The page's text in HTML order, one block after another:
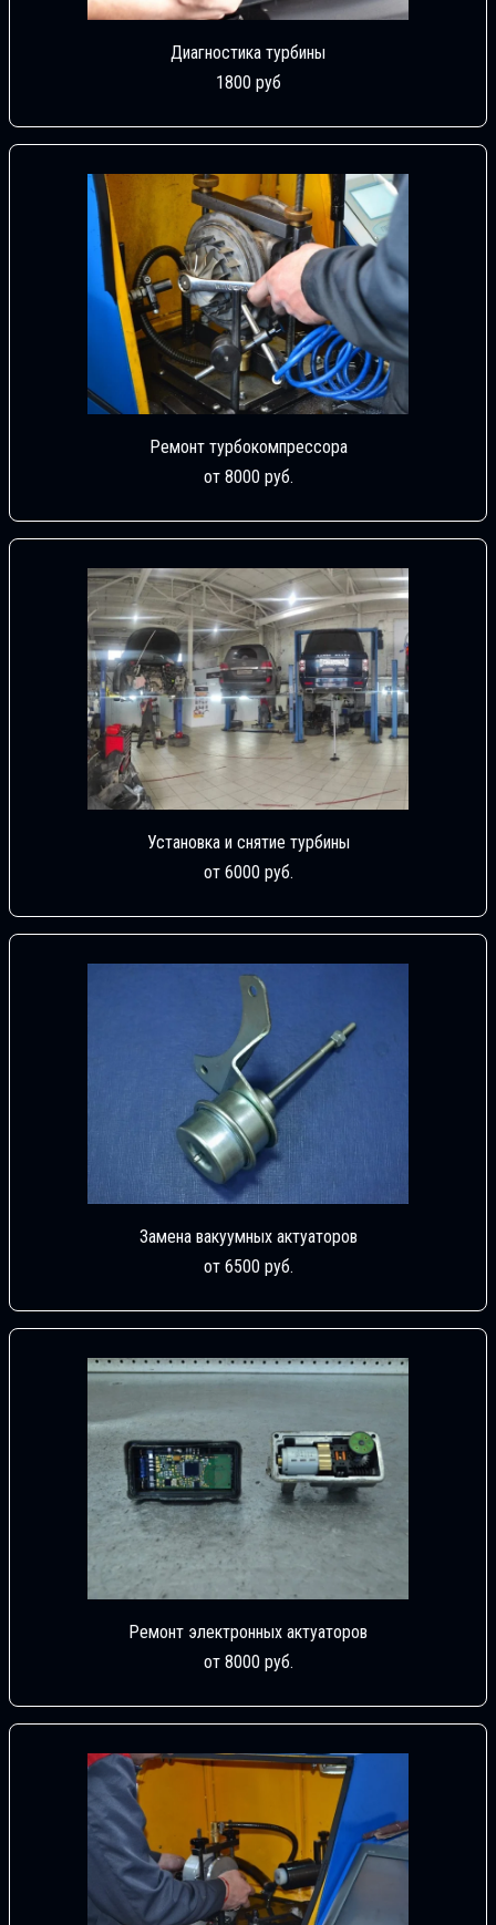
Диагностика турбины
1800 руб
Ремонт турбокомпрессора
от 8000 руб.
Установка и снятие турбины
от 6000 руб.
Замена вакуумных актуаторов
от 6500 руб.
Ремонт электронных актуаторов
от 8000 руб.